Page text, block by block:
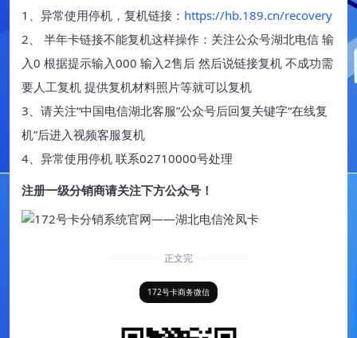
1、异常使用停机，复机链接： https://hb.189.cn/recovery
2、 半年卡链接不能复机这样操作：关注公众号湖北电信 输
入0 根据提示输入000 输入2售后 然后说链接复机 不成功需
要人工复机 提供复机材料照片等就可以复机
3、请关注“中国电信湖北客服”公众号后回复关键字“在线复
机”后进入视频客服复机
4、异常使用停机 联系02710000号处理
注册一级分销商请关注下方公众号！
正文完
172号卡商务微信